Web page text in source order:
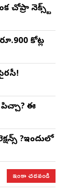
చోప్రా నెక్స్ట్
కోట్ల
పిచ్చా? ఈ
?ఇందులో
ఇంకా చదవండి